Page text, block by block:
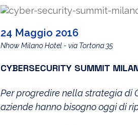
24 Maggio 2016
Nhow Milano Hotel - via Tortona 35
CYBERSECURITY SUMMIT
Per progredire nella strategia di
aziende hanno bisogno oggi di